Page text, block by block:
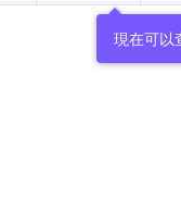
現在可以